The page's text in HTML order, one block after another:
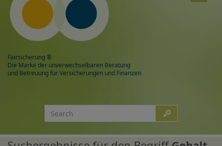
Fairsicherung ®
Die Marke der unverwechselbaren Beratung
und Betreuung für Versicherungen und Finanzen